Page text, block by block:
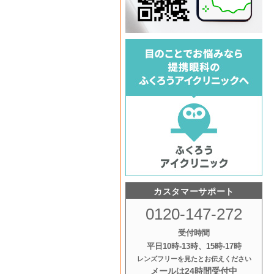
カスタマーサポート
0120-147-272
受付時間
平日10時‐13時、15時‐17時
レンズフリーを見たとお伝えください
メールは24時間受付中